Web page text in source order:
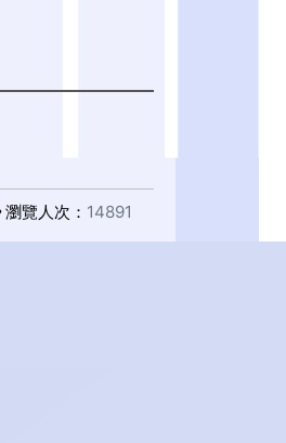
瀏覽人次： 14891